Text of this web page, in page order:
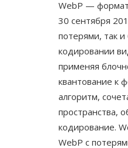
WebP —
30 сентября
потерями, так
кодировании
применяя
квантование к
алгоритм,
пространства,
кодирование.
WebP с